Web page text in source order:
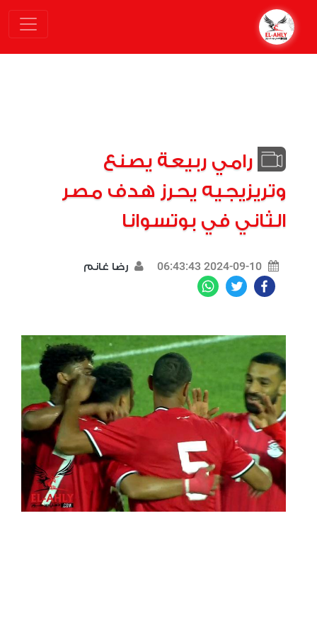
رامي ربيعة يصنع
وتريزيجيه يحرز هدف مصر
الثاني في بوتسوانا
2024-09-10 06:43:43 رضا غانم
Facebook
Twitter